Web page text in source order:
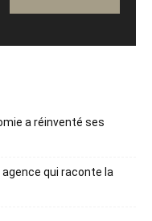
a réinventé ses
agence qui raconte la